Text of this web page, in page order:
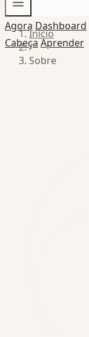
Agora Dashboard
CabeçaAprender
Início
/
Sobre